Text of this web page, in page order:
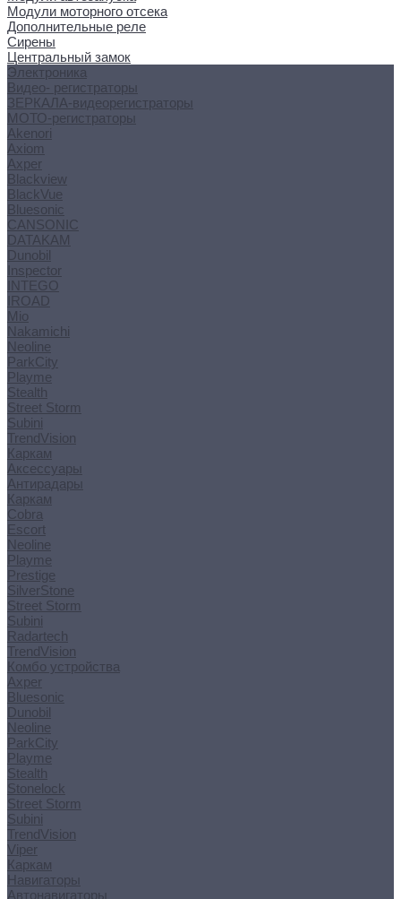
Модули моторного отсека
Дополнительные реле
Сирены
Центральный замок
Электроника
Видео- регистраторы
ЗЕРКАЛА-видеорегистраторы
МОТО-регистраторы
Akenori
Axiom
Axper
Blackview
BlackVue
Bluesonic
CANSONIC
DATAKAM
Dunobil
Inspector
INTEGO
IROAD
Mio
Nakamichi
Neoline
ParkCity
Playme
Stealth
Street Storm
Subini
TrendVision
Каркам
Аксессуары
Антирадары
Каркам
Cobra
Escort
Neoline
Playme
Prestige
SilverStone
Street Storm
Subini
Radartech
TrendVision
Комбо устройства
Axper
Bluesonic
Dunobil
Neoline
ParkCity
Playme
Stealth
Stonelock
Street Storm
Subini
TrendVision
Viper
Каркам
Навигаторы
Автонавигаторы